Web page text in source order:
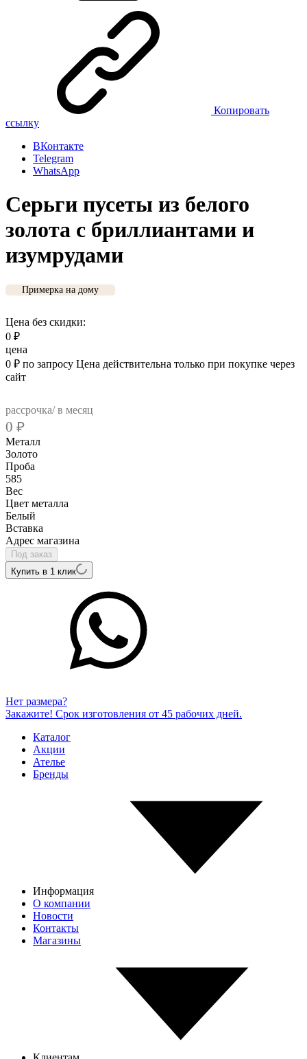
Копировать
ссылку
ВКонтакте
Telegram
WhatsApp
Серьги пусеты из белого
золота с бриллиантами и
изумрудами
Примерка на дому
Цена без скидки:
0 ₽
цена
0 ₽ по запросу Цена действительна только при покупке через
сайт
рассрочка/ в месяц
0 ₽
Металл
Золото
Проба
585
Вес
Цвет металла
Белый
Вcтавка
Адрес магазина
Под заказ
Купить в 1 клик
Нет размера?
Закажите! Срок изготовления от 45 рабочих дней.
Каталог
Акции
Ателье
Бренды
Информация
О компании
Новости
Контакты
Магазины